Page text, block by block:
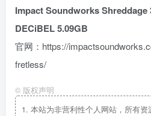
Impact Soundworks Shreddage
DECiBEL 5.09GB
官网：https://
fretless/
© 版权声明
1. 本站为非营利性个人网站，所有